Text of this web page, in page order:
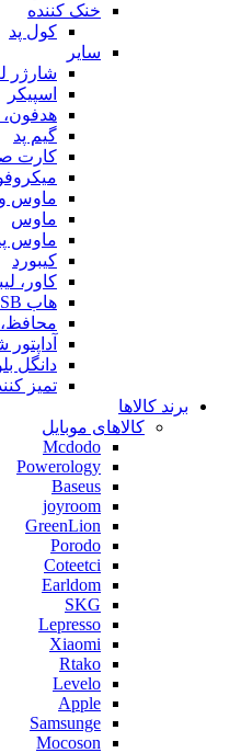
خنک کننده
کول پد
سایر
شارژر
اسپیکر
گیم پد
کارت
ماوس و
ماوس
ماوس
کیبورد
کاور،
هاب USB
دانگل
تمیز
برند کالاها
کالاهای موبایل
Mcdodo
Powerology
Baseus
joyroom
GreenLion
Porodo
Coteetci
Earldom
SKG
Lepresso
Xiaomi
Rtako
Levelo
Apple
Samsunge
Mocoson